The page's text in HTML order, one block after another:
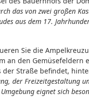
das von zwei großen
aus dem 17.
Sie die
an den
der Straße befindet,
der Freizeitgestaltung
eignet sich